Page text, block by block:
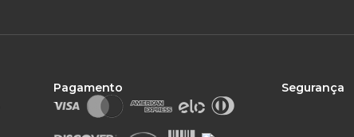
Pagamento Segurança